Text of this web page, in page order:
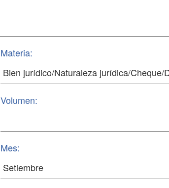
Materia:
Volumen:
Mes: